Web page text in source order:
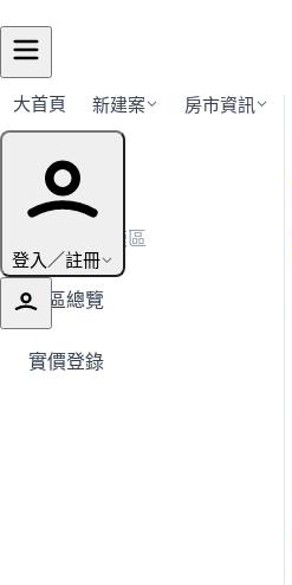
大首頁 新建案 房市資訊
登入／註冊
建案導覽
← 返回沙鹿區
社區總覽
實價登錄